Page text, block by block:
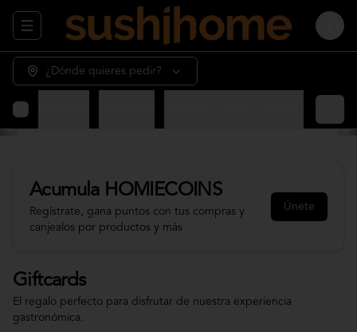
Abrir menu de navegación Login
¿Dónde quieres pedir?
Acumula HOMIECOINS
Regístrate, gana puntos con tus compras y
canjealos por productos y más
Únete
Giftcards
El regalo perfecto para disfrutar de nuestra experiencia
gastronómica.